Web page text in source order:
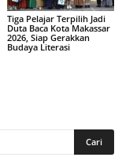
Tiga Pelajar Terpilih Jadi
Duta Baca Kota Makassar
2026, Siap Gerakkan
Budaya Literasi